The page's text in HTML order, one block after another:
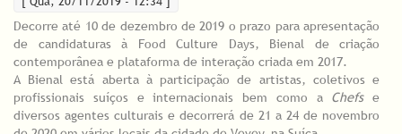
Decorre até 10 de dezembro de 2019 o prazo para apresentação
de candidaturas à Food Culture Days, Bienal de criação
contemporânea e plataforma de interação criada em 2017.
A Bienal está aberta à participação de artistas, coletivos e
profissionais suíços e internacionais bem como a Chefs e
diversos agentes culturais e decorrerá de 21 a 24 de novembro